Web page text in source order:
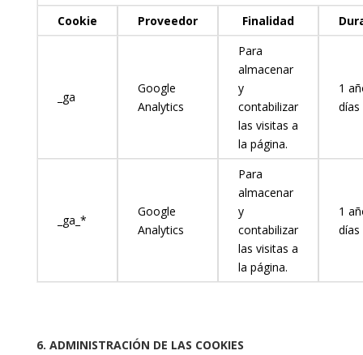
Cookie
Proveedor Finalidad
_ga
Google
Analytics
Para
almacenar
y
contabilizar
las visitas a
la página.
1
días
_ga_*
Google
Analytics
Para
almacenar
y
contabilizar
las visitas a
la página.
1
días
6. ADMINISTRACIÓN DE LAS COOKIES